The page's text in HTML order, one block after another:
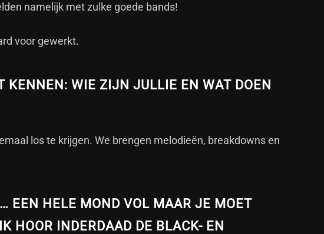
namelijk met zulke goede bands!
voor gewerkt.
KENNEN: WIE ZIJN JULLIE EN WAT DOEN
los te krijgen. We brengen melodieën, breakdowns en
EEN HELE MOND VOL MAAR JE MOET
HOOR INDERDAAD DE BLACK- EN